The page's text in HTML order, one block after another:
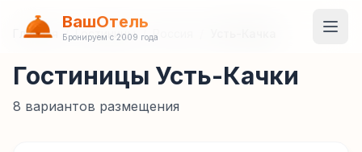
ВашОтель
Бронируем с 2009 года
Главная / Гостиницы / Россия
Гостиницы Усть-Качки
8 вариантов размещения